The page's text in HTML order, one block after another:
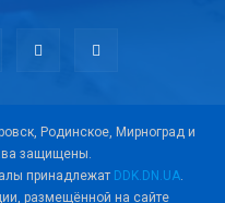
Родинское, Мирноград и
защищены.
принадлежат DDK.DN.UA.
размещённой на сайте